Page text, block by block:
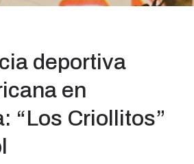
deportiva
en
“Los Criollitos”